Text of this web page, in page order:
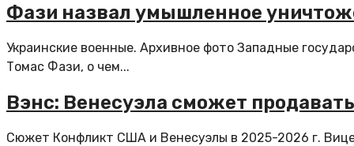
Фази назвал умышленное
Украинские военные. Архивное фото Западные
Томас Фази, о чем...
Вэнс: Венесуэла сможет
Сюжет Конфликт США и Венесуэлы в 2025-2026 г.